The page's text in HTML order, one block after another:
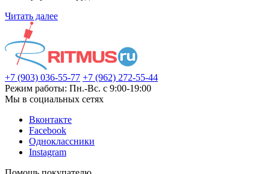
Читать далее
+7 (903) 036-55-77 +7 (962) 272-55-44
Режим работы: Пн.-Вс. с 9:00-19:00
Мы в социальных сетях
Вконтакте
Facebook
Одноклассники
Instagram